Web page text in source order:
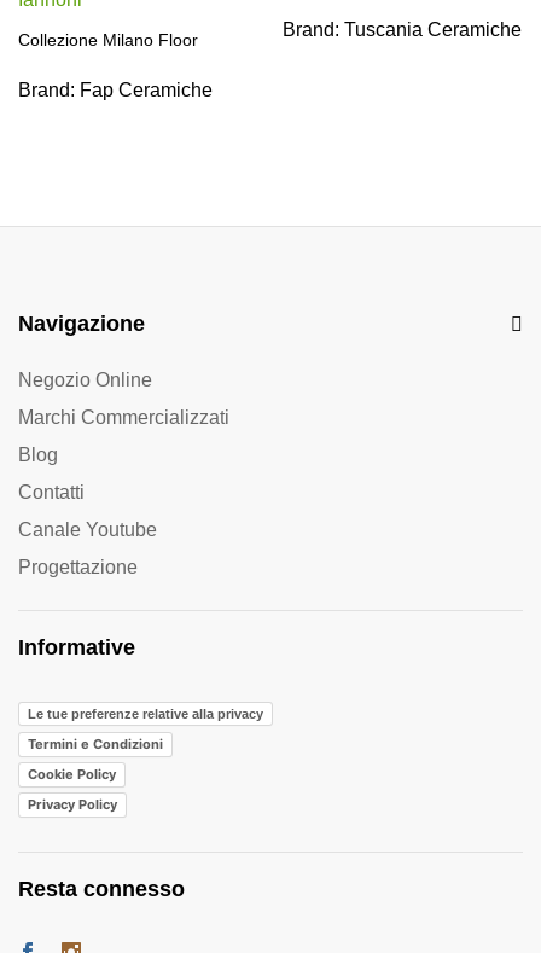
Collezione Milano Floor
Brand: Fap Ceramiche
Brand: Tuscania Ceramiche
Navigazione
Negozio Online
Marchi Commercializzati
Blog
Contatti
Canale Youtube
Progettazione
Informative
Le tue preferenze relative alla privacy
Termini e Condizioni
Cookie Policy
Privacy Policy
Resta connesso